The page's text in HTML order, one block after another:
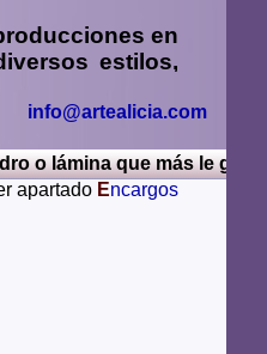
en
estilos,
de fotos
Barcelona,
Segovia, Sevilla,
info@artealicia.com
que más le guste, por
apartado Encargos